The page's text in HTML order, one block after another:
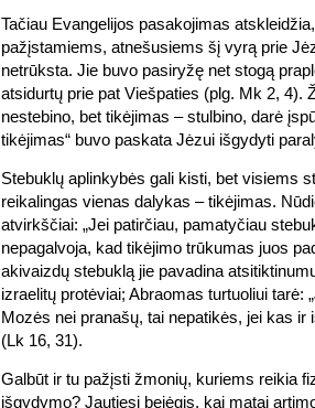
Tačiau Evangelijos pasakojimas
pažįstamiems, atnešusiems šį vyrą prie
netrūksta. Jie buvo pasiryžę net stogą
atsidurtų prie pat Viešpaties (plg. Mk 2, 4).
nestebino, bet tikėjimas – stulbino, darė
tikėjimas“ buvo paskata Jėzui išgydyti
Stebuklų aplinkybės gali kisti, bet visiems
reikalingas vienas dalykas – tikėjimas.
atvirkščiai: „Jei patirčiau, pamatyčiau
nepagalvoja, kad tikėjimo trūkumas juos
akivaizdų stebuklą jie pavadina
izraelitų protėviai; Abraomas turtuoliui tarė:
Mozės nei pranašų, tai nepatikės, jei kas ir
(Lk 16, 31).
Galbūt ir tu pažįsti žmonių, kuriems reikia
išgydymo? Jautiesi bejėgis, kai matai